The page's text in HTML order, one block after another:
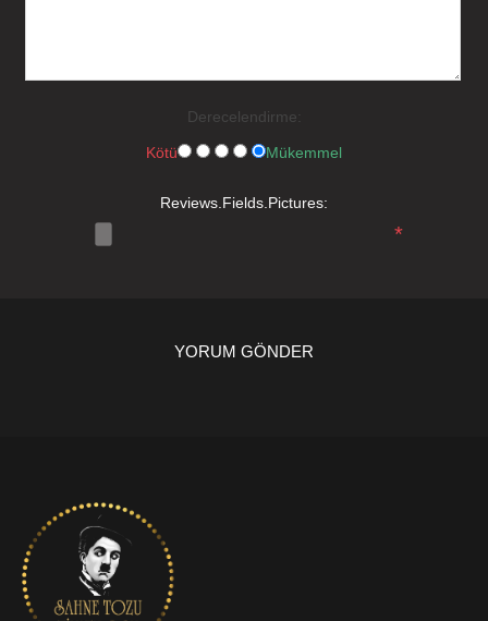
Derecelendirme:
Kötü Mükemmel
Reviews.Fields.Pictures:
*
YORUM GÖNDER